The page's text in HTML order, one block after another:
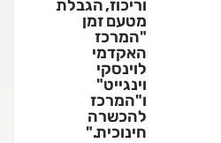
וריכוז,
מטעם
"המרכז
האקדמי
לוינסקי
וינגייט"
ו"המרכז
להכשרה
חינוכית."
הגבלת
זמן